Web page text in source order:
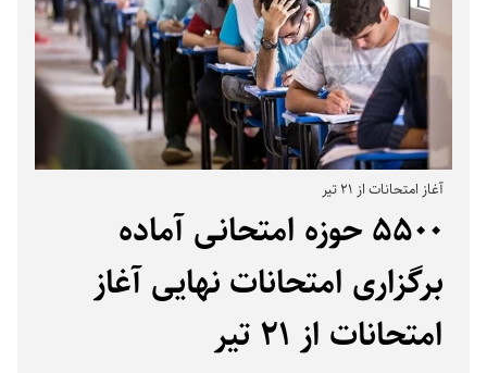
آغاز امتحانات از ۲۱ تیر
۵۵۰۰ حوزه امتحانی آماده
برگزاری امتحانات نهایی آغاز
امتحانات از ۲۱ تیر